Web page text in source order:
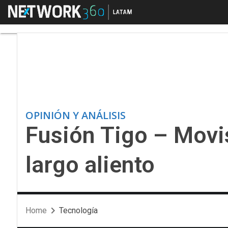
Menú
OPINIÓN Y ANÁLISIS
Fusión Tigo –
largo aliento
Home Tecnología